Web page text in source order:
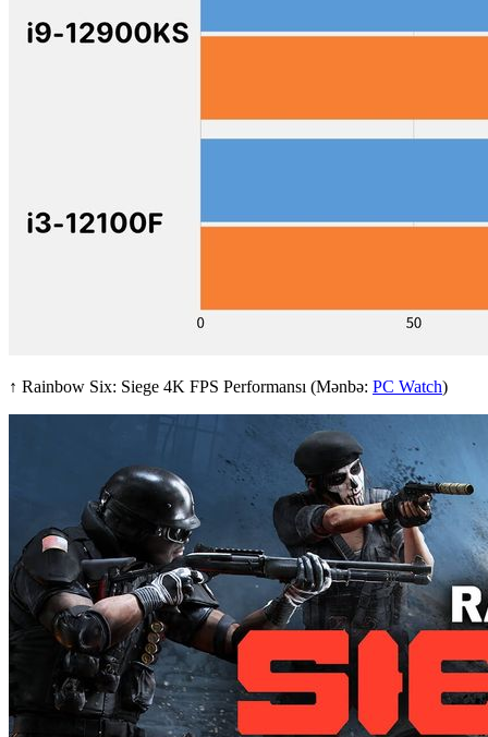
↑ Rainbow Six: Siege 4K FPS Performansı (Mənbə: PC Watch)